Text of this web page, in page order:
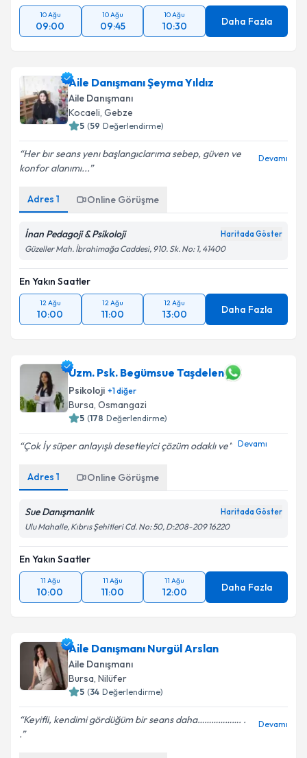
10 Ağu
09:00
10 Ağu
09:45
10 Ağu
10:30 Daha Fazla
Aile Danışmanı Şeyma Yıldız
Aile Danışmanı
Kocaeli, Gebze
5 (59 Değerlendirme)
Her bır seans yenı başlangıclarıma sebep, güven ve
konfor alanımı...
Devamı
Adres 1 Online Görüşme
İnan Pedagoji & Psikoloji Haritada Göster
Güzeller Mah. İbrahimağa Caddesi, 910. Sk. No: 1, 41400
En Yakın Saatler
12 Ağu
10:00
12 Ağu
11:00
12 Ağu
13:00 Daha Fazla
Uzm. Psk. Begümsue Taşdelen
Psikoloji +1diğer
Bursa, Osmangazi
5 (178 Değerlendirme)
Çok İy süper anlayışlı desetleyici çözüm odaklı ve Devamı
Adres 1 Online Görüşme
Sue Danışmanlık Haritada Göster
Ulu Mahalle, Kıbrıs Şehitleri Cd. No: 50, D:208-209 16220
En Yakın Saatler
11 Ağu
10:00
11 Ağu
11:00
11 Ağu
12:00 Daha Fazla
Aile Danışmanı Nurgül Arslan
Aile Danışmanı
Bursa, Nilüfer
5 (34 Değerlendirme)
Keyifli, kendimi gördüğüm bir seans daha………………. .
.
Devamı